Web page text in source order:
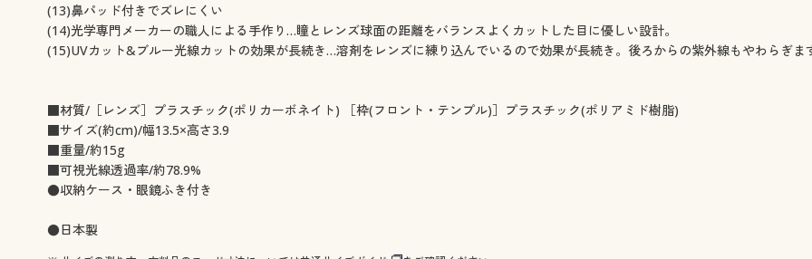
(13)鼻パッド付きでズレにくい
(14)光学専門メーカーの職人による手作り…瞳とレンズ球面の距離をバランスよくカットした目に優しい設計。
(15)UVカット&ブルー光線カットの効果が長続き…溶剤をレンズに練り込んでいるので効果が長続き。後ろからの紫外線もやわらぎま
■材質/［レンズ］プラスチック(ポリカーボネイト) ［枠(フロント・テンプル)］プラスチック(ポリアミド樹脂)
■サイズ(約cm)/幅13.5×高さ3.9
■重量/約15g
■可視光線透過率/約78.9%
●収納ケース・眼鏡ふき付き
●日本製